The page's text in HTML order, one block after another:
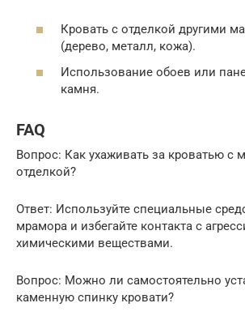
Кровать с отделкой другими
(дерево, металл, кожа).
Использование обоев или
камня.
FAQ
Вопрос: Как ухаживать за кроватью с
отделкой?
Ответ: Используйте специальные
мрамора и избегайте контакта с
химическими веществами.
Вопрос: Можно ли самостоятельно
каменную спинку кровати?